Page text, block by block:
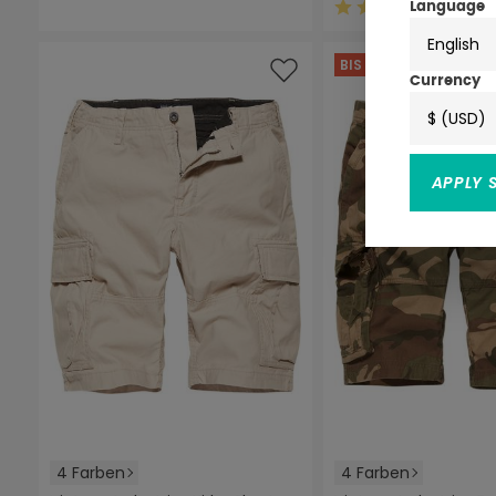
Durchschnittliche
(25)
4 Farben
BIS ZU -44%
4 Farben
Language
English
Currency
$ (USD)
APPLY